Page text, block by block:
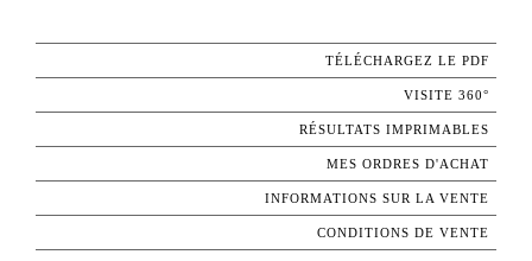
TÉLÉCHARGEZ LE PDF
VISITE 360°
RÉSULTATS IMPRIMABLES
MES ORDRES D'ACHAT
INFORMATIONS SUR LA VENTE
CONDITIONS DE VENTE